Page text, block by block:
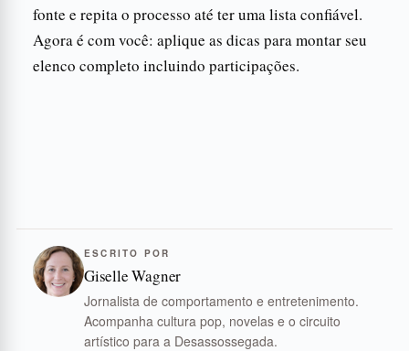
fonte e repita o processo até ter uma lista confiável.
Agora é com você: aplique as dicas para montar seu
elenco completo incluindo participações.
ESCRITO POR
Giselle Wagner
Jornalista de comportamento e entretenimento.
Acompanha cultura pop, novelas e o circuito
artístico para a Desassossegada.